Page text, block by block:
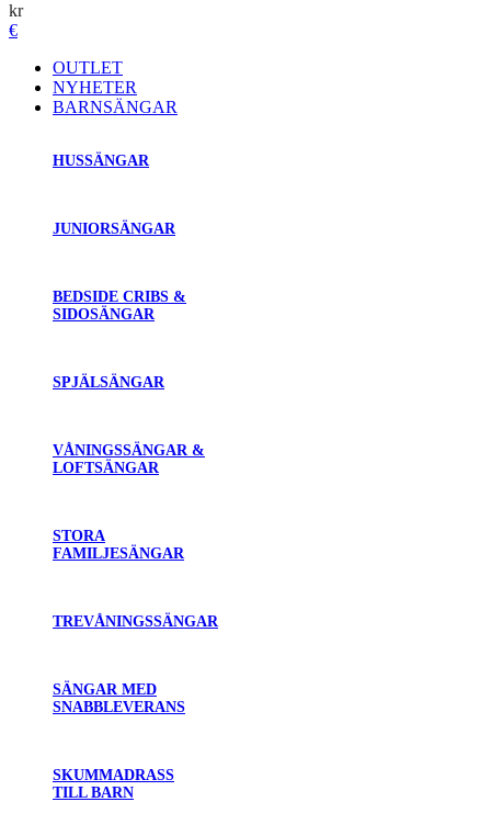
kr
€
OUTLET
NYHETER
BARNSÄNGAR
HUSSÄNGAR
JUNIORSÄNGAR
BEDSIDE CRIBS &
SIDOSÄNGAR
SPJÄLSÄNGAR
VÅNINGSSÄNGAR &
LOFTSÄNGAR
STORA
FAMILJESÄNGAR
TREVÅNINGSSÄNGAR
SÄNGAR MED
SNABBLEVERANS
SKUMMADRASS
TILL BARN